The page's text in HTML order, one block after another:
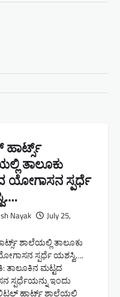
ತಾಲೂಕು
ಯೋಗಾಸನ ಸ್ಪರ್ಧೆ
Nayak
July 25,
ಶಾಲೆಯಲ್ಲಿ ತಾಲೂಕು
ಸ್ಪರ್ಧೆ ಯಶಸ್ವಿ….
ತಾಲೂಕಿನ ಮಟ್ಟದ
ಸ್ಪರ್ಧೆಯನ್ನು ಇಂದು
ಹಾರ್ಟ್ಸ್ ಶಾಲೆಯಲ್ಲಿ